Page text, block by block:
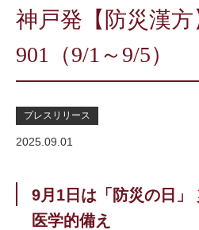
神戸発【防災漢方
901（9/1～9/5）
プレスリリース
2025.09.01
9月1日は「防災の日」
医学的備え